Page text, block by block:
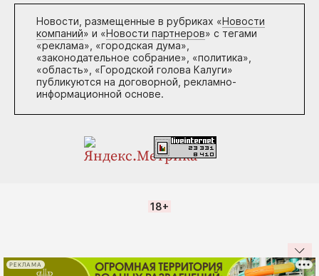
Новости, размещенные в рубриках «Новости
компаний» и «Новости партнеров» с тегами
«реклама», «городская дума»,
«законодательное собрание», «политика»,
«область», «Городской голова Калуги»
публикуются на договорной, рекламно-
информационной основе.
18+
РЕКЛАМА